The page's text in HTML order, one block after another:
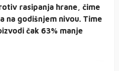
rasipanja hrane, čime
na godišnjem nivou. Time
čak 63% manje